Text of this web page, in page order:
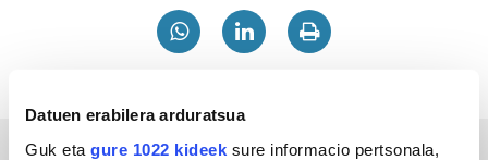
Datuen erabilera arduratsua
Guk eta gure 1022 kideek sure informacio pertsonala,